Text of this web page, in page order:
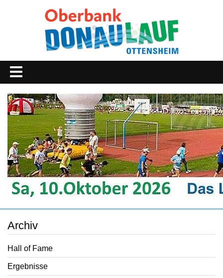
Archiv
Hall of Fame
Ergebnisse